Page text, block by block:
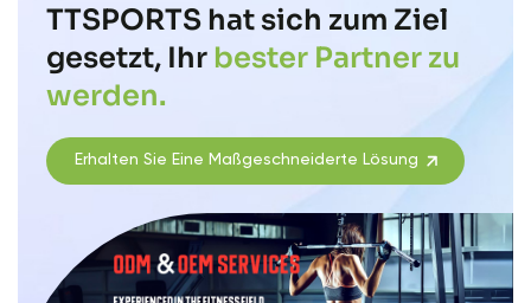
TTSPORTS hat sich zum Ziel
gesetzt, Ihr bester Partner zu
werden.
Erhalten Sie Eine Maßgeschneiderte Lösung